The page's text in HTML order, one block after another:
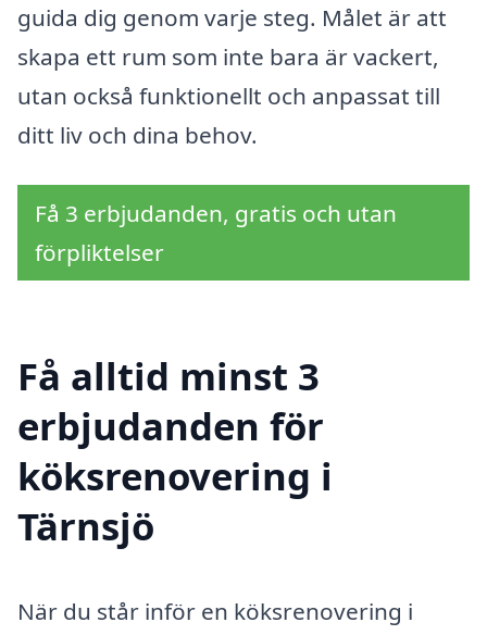
guida dig genom varje steg. Målet är att
skapa ett rum som inte bara är vackert,
utan också funktionellt och anpassat till
ditt liv och dina behov.
Få 3 erbjudanden, gratis och utan
förpliktelser
Få alltid minst 3
erbjudanden för
köksrenovering i
Tärnsjö
När du står inför en köksrenovering i